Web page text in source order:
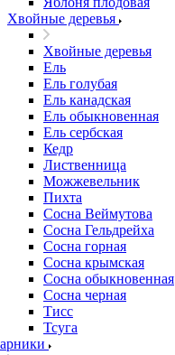
Хвойные деревья
Хвойные деревья
Ель
Ель голубая
Ель канадская
Ель обыкновенная
Ель сербская
Кедр
Лиственница
Можжевельник
Пихта
Сосна Веймутова
Сосна Гельдрейха
Сосна горная
Сосна крымская
Сосна обыкновенная
Сосна черная
Тисс
Тсуга